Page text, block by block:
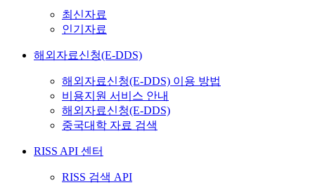
최신자료
인기자료
해외자료신청(E-DDS)
해외자료신청(E-DDS) 이용 방법
비용지원 서비스 안내
해외자료신청(E-DDS)
중국대학 자료 검색
RISS API 센터
RISS 검색 API